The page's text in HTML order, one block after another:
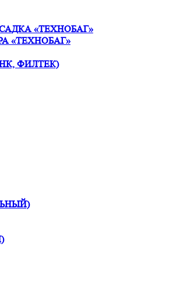
«ТЕХНОБАГ»
«ТЕХНОБАГ»
ФИЛТЕК)